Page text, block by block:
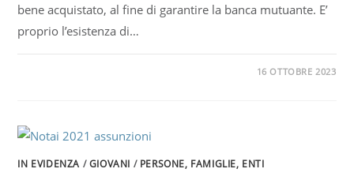
bene acquistato, al fine di garantire la banca mutuante. E’
proprio l’esistenza di…
16 OTTOBRE 2023
IN EVIDENZA /GIOVANI / PERSONE, FAMIGLIE, ENTI